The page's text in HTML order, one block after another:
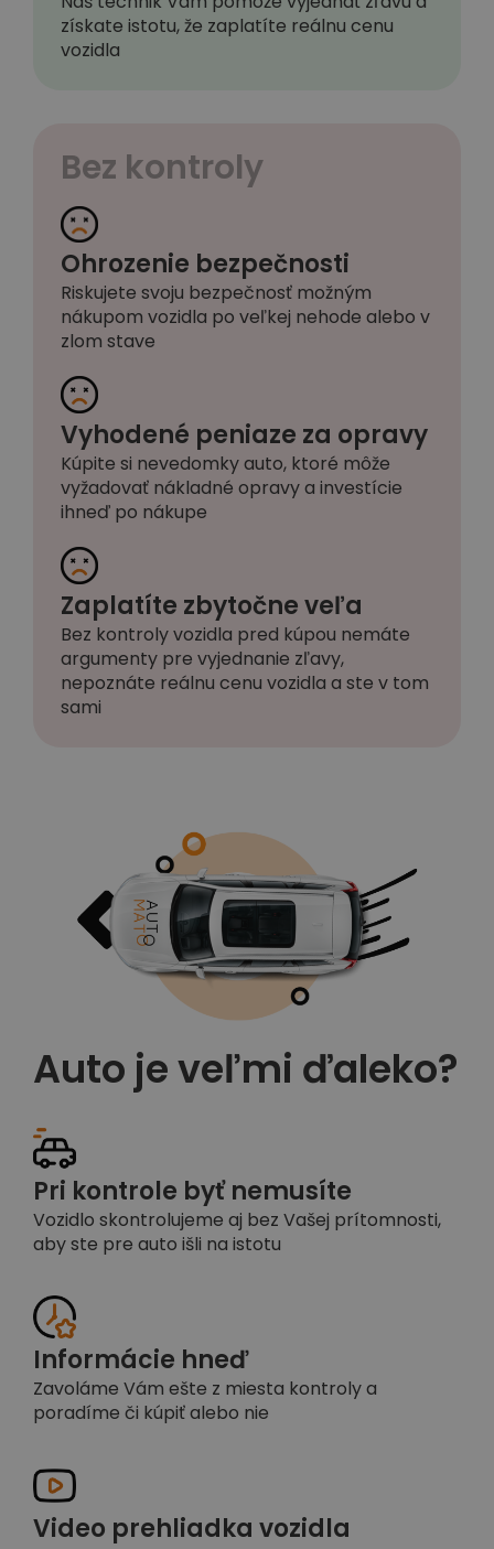
získate istotu, že zaplatíte reálnu cenu
vozidla
Bez kontroly
Ohrozenie bezpečnosti
Riskujete svoju bezpečnosť možným
nákupom vozidla po veľkej nehode alebo v
zlom stave
Vyhodené peniaze za opravy
Kúpite si nevedomky auto, ktoré môže
vyžadovať nákladné opravy a investície
ihneď po nákupe
Zaplatíte zbytočne veľa
Bez kontroly vozidla pred kúpou nemáte
argumenty pre vyjednanie zľavy,
nepoznáte reálnu cenu vozidla a ste v tom
sami
Auto je veľmi ďaleko?
Pri kontrole byť nemusíte
Vozidlo skontrolujeme aj bez Vašej prítomnosti,
aby ste pre auto išli na istotu
Informácie hneď
Zavoláme Vám ešte z miesta kontroly a
poradíme či kúpiť alebo nie
Video prehliadka vozidla